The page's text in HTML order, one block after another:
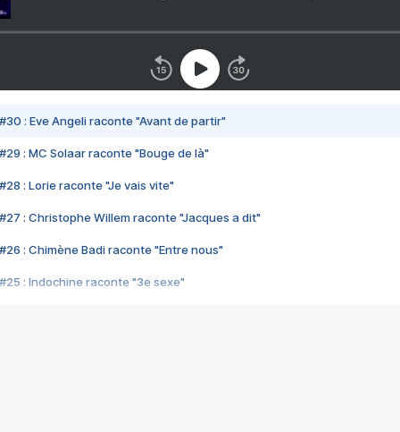
#30 : Eve Angeli raconte "Avant de partir"
#29 : MC Solaar raconte "Bouge de là"
#28 : Lorie raconte "Je vais vite"
#27 : Christophe Willem raconte "Jacques a dit"
#26 : Chimène Badi raconte "Entre nous"
#25 : Indochine raconte "3e sexe"